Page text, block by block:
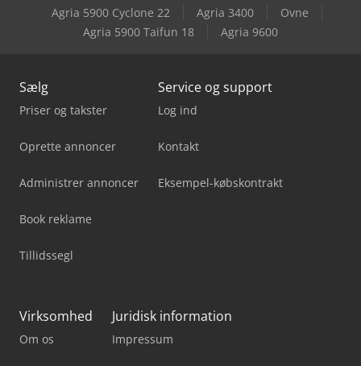
Kayakocvib Kvm 40
Agria 5900 Cyclone 22
Agria 3400
Ovne
Agria 5900 Taifun 18
Agria 9600
Sælg
Priser og takster
Oprette annoncer
Administrer annoncer
Book reklame
Tillidssegl
Service og support
Log ind
Kontakt
Eksempel-købskontrakt
Virksomhed
Om os
Juridisk information
Impressum